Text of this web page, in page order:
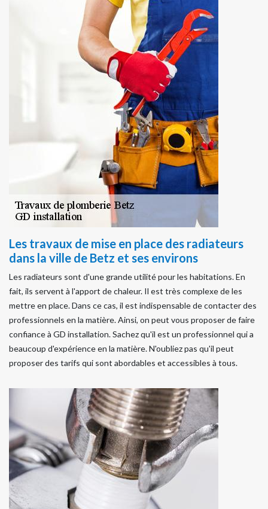
Les travaux de mise en place des radiateurs
dans la ville de Betz et ses environs
Les radiateurs sont d'une grande utilité pour les habitations. En
fait, ils servent à l'apport de chaleur. Il est très complexe de les
mettre en place. Dans ce cas, il est indispensable de contacter des
professionnels en la matière. Ainsi, on peut vous proposer de faire
confiance à GD installation. Sachez qu'il est un professionnel qui a
beaucoup d'expérience en la matière. N'oubliez pas qu'il peut
proposer des tarifs qui sont abordables et accessibles à tous.